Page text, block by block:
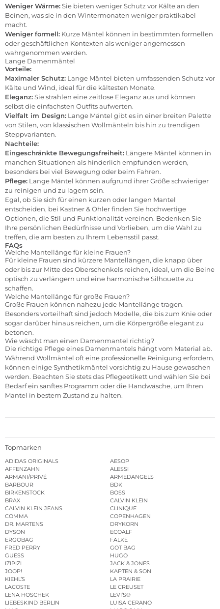
Weniger Wärme:Sie bieten weniger Schutz vor Kälte an den
Beinen, was sie in den Wintermonaten weniger praktikabel
macht.
Weniger formell: Kurze Mäntel können in bestimmten formellen
oder geschäftlichen Kontexten als weniger angemessen
wahrgenommen werden.
Lange Damenmäntel
Vorteile:
Maximaler Schutz: Lange Mäntel bieten umfassenden Schutz vor
Kälte und Wind, ideal für die kältesten Monate.
Eleganz:Sie strahlen eine zeitlose Eleganz aus und können
selbst die einfachsten Outfits aufwerten.
Vielfalt im Design: Lange Mäntel gibt es in einer breiten Palette
von Stilen, von klassischen Wollmänteln bis hin zu trendigen
Steppvarianten.
Nachteile:
Eingeschränkte Bewegungsfreiheit: Längere Mäntel können in
manchen Situationen als hinderlich empfunden werden,
besonders bei viel Bewegung oder beim Fahren.
Pflege: Lange Mäntel können aufgrund ihrer Größe schwieriger
zu reinigen und zu lagern sein.
Egal, ob Sie sich für einen kurzen oder langen Mantel
entscheiden, bei Kastner & Öhler finden Sie hochwertige
Optionen, die Stil und Funktionalität vereinen. Bedenken Sie
Ihre persönlichen Bedürfnisse und Vorlieben, um die Wahl zu
treffen, die am besten zu Ihrem Lebensstil passt.
FAQs
Welche Mantellänge für kleine Frauen?
Für kleine Frauen sind kürzere Mantellängen, die knapp über
oder bis zur Mitte des Oberschenkels reichen, ideal, um die Beine
optisch zu verlängern und eine harmonische Silhouette zu
schaffen.
Welche Mantellänge für große Frauen?
Große Frauen können nahezu jede Mantellänge tragen.
Besonders vorteilhaft sind jedoch Modelle, die bis zum Knie oder
sogar darüber hinaus reichen, um die Körpergröße elegant zu
betonen.
Wie wäscht man einen Damenmantel richtig?
Die richtige Pflege eines Damenmantels hängt vom Material ab.
Während Wollmäntel oft eine professionelle Reinigung erfordern,
können einige Synthetikmäntel vorsichtig zu Hause gewaschen
werden. Beachten Sie stets das Pflegeetikett und wählen Sie bei
Bedarf ein sanftes Programm oder die Handwäsche, um Ihren
Mantel in bestem Zustand zu halten.
Topmarken
ADIDAS ORIGINALS
AESOP
AFFENZAHN
ALESSI
ARMANI/PRIVÉ
ARMEDANGELS
BARBOUR
BDK
BIRKENSTOCK
BOSS
BRAX
CALVIN KLEIN
CALVIN KLEIN JEANS
CLINIQUE
COMMA
COPENHAGEN
DR. MARTENS
DRYKORN
DYSON
ECOALF
ERGOBAG
FALKE
FRED PERRY
GOT BAG
GUESS
HUGO
IZIPIZI
JACK & JONES
JOOP!
KAPTEN & SON
KIEHL’S
LA PRAIRIE
LACOSTE
LE CREUSET
LENA HOSCHEK
LEVI’S®
LIEBESKIND BERLIN
LUISA CERANO